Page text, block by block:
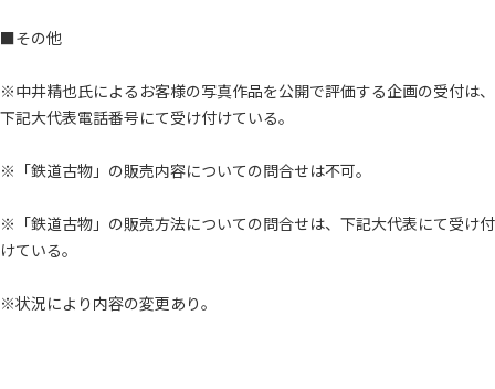
■その他
※中井精也氏によるお客様の写真作品を公開で評価する企画の受付は、
下記大代表電話番号にて受け付けている。
※「鉄道古物」の販売内容についての問合せは不可。
※「鉄道古物」の販売方法についての問合せは、下記大代表にて受け付
けている。
※状況により内容の変更あり。